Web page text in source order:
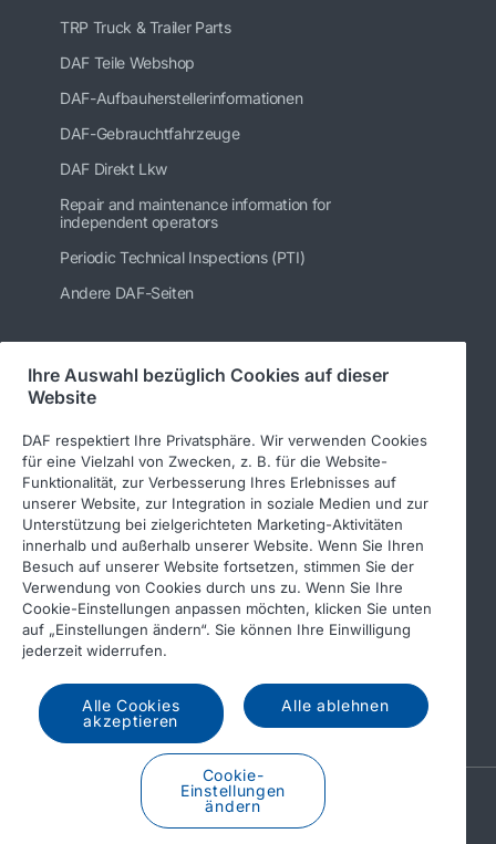
TRP Truck & Trailer Parts
DAF Teile Webshop
DAF-Aufbauherstellerinformationen
DAF-Gebrauchtfahrzeuge
DAF Direkt Lkw
Repair and maintenance information for
independent operators
Periodic Technical Inspections (PTI)
Andere DAF-Seiten
Folgen Sie uns
© 2026 DAF
Rechtlicher Hinweis
DAF und Cookies
Income Tax Report
A PACCAR COMPANY
DRIVEN BY QUALITY
Ihre Auswahl bezüglich Cookies auf dieser
Website
DAF respektiert Ihre Privatsphäre. Wir verwenden Cookies
für eine Vielzahl von Zwecken, z. B. für die Website-
Funktionalität, zur Verbesserung Ihres Erlebnisses auf
unserer Website, zur Integration in soziale Medien und zur
Unterstützung bei zielgerichteten Marketing-Aktivitäten
innerhalb und außerhalb unserer Website. Wenn Sie Ihren
Besuch auf unserer Website fortsetzen, stimmen Sie der
Verwendung von Cookies durch uns zu. Wenn Sie Ihre
Cookie-Einstellungen anpassen möchten, klicken Sie unten
auf „Einstellungen ändern“. Sie können Ihre Einwilligung
jederzeit widerrufen.
Alle Cookies
akzeptieren
Alle ablehnen
Cookie-
Einstellungen
ändern